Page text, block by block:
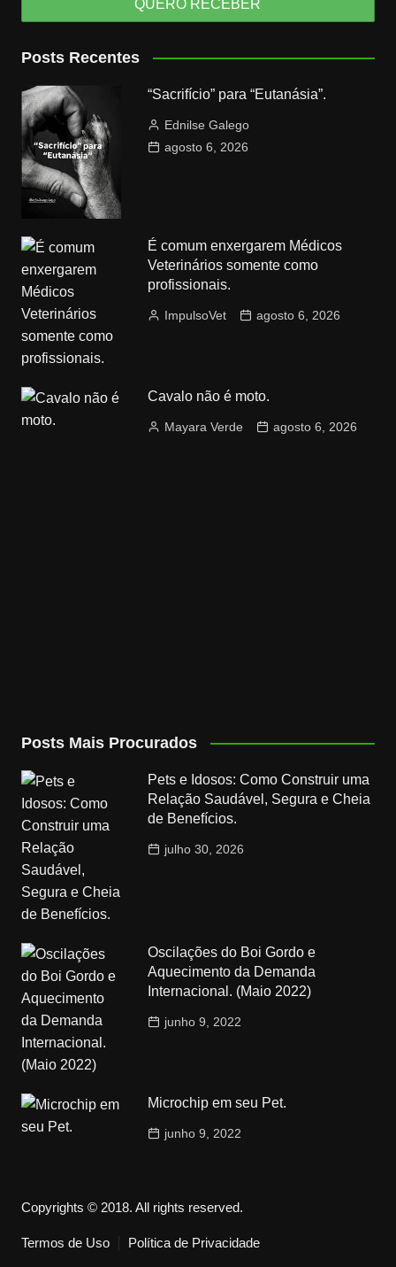
Posts Recentes
“Sacrifício” para “Eutanásia”.
Ednilse Galego
agosto 6, 2026
É comum enxergarem Médicos
Veterinários somente como
profissionais.
ImpulsoVet agosto 6, 2026
Cavalo não é moto.
Mayara Verde agosto 6, 2026
Posts Mais Procurados
Pets e Idosos: Como Construir uma
Relação Saudável, Segura e Cheia
de Benefícios.
julho 30, 2026
Oscilações do Boi Gordo e
Aquecimento da Demanda
Internacional. (Maio 2022)
junho 9, 2022
Microchip em seu Pet.
junho 9, 2022
Copyrights © 2018. All rights reserved.
Termos de Uso Política de Privacidade